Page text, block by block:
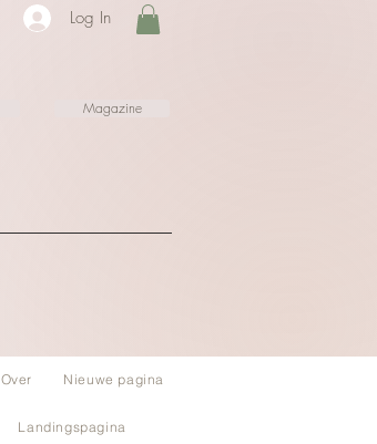
Log In
Magazine
Over Nieuwe pagina
Landingspagina